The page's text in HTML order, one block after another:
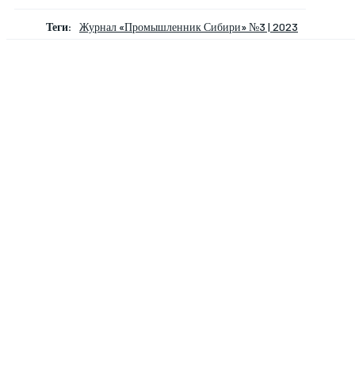
Теги: Журнал «Промышленник Сибири» №3 | 2023